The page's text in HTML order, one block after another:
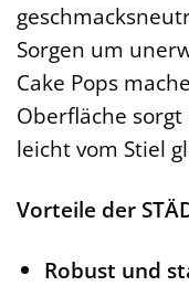
Sorgen um
Cake Pops
Oberfläche sorgt
leicht vom Stiel
Vorteile der
Robust und